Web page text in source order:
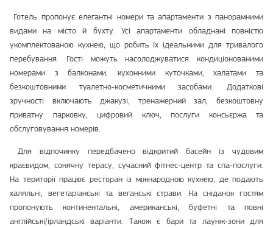
Готель пропонує елегантні номери та апартаменти з панорамними
видами на місто й бухту. Усі апартаменти обладнані повністю
укомплектованою кухнею, що робить їх ідеальними для тривалого
перебування. Гості можуть насолоджуватися кондиціонованими
номерами з балконами, кухонними куточками, халатами та
безкоштовними туалетно‑косметичними засобами. Додаткові
зручності включають джакузі, тренажерний зал, безкоштовну
приватну парковку, цифровий ключ, послуги консьєржа та
обслуговування номерів.
Для відпочинку передбачено відкритий басейн із чудовим
краєвидом, сонячну терасу, сучасний фітнес‑центр та спа‑послуги.
На території працює ресторан із міжнародною кухнею, де подають
халяльні, вегетаріанські та веганські страви. На сніданок гостям
пропонують континентальні, американські, буфетні та повні
англійські/ірландські варіанти. Також є бари та лаунж‑зони для